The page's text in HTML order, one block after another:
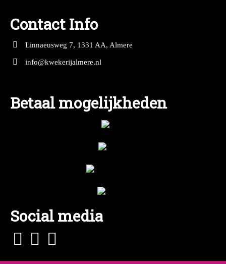
Contact Info
Linnaeusweg 7, 1331 AA, Almere
info@kwekerijalmere.nl
Betaal mogelijkheden
Social media